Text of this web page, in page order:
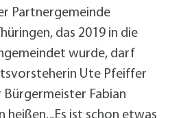
Partnergemeinde
das 2019 in die
wurde, darf
Ute Pfeiffer
Bürgermeister Fabian
heißen. „Es ist schon etwas